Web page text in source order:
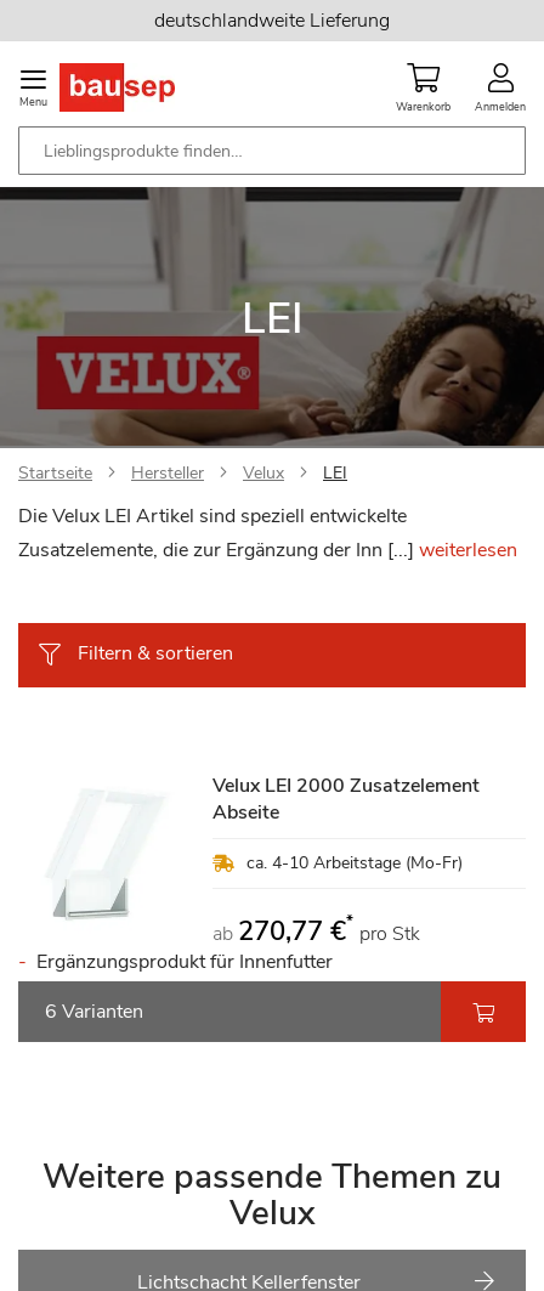
Inhalt
springen
deutschlandweite Lieferung
Menu Warenkorb Anmelden
LEI
Startseite Hersteller Velux LEI
Die Velux LEI Artikel sind speziell entwickelte
Zusatzelemente, die zur Ergänzung der Inn [...] weiterlesen
Filtern & sortieren
Velux LEI 2000 Zusatzelement
Abseite
ca. 4-10 Arbeitstage (Mo-Fr)
ab 270,77 €* pro Stk
Ergänzungsprodukt für Innenfutter
6 Varianten
Weitere passende Themen zu
Velux
Lichtschacht Kellerfenster